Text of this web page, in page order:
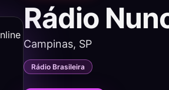
Rádio
Campinas, SP
Rádio Brasileira